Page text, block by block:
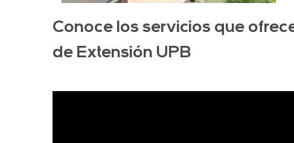
Conoce los servicios que
de Extensión UPB